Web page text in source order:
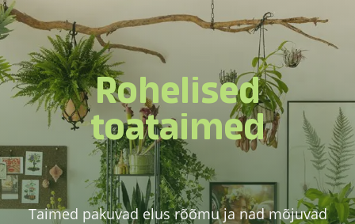
Rohelised
toataimed
Taimed pakuvad elus rõõmu ja nad mõjuvad